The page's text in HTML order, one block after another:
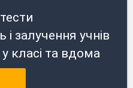
залучення учнів
класі та вдома